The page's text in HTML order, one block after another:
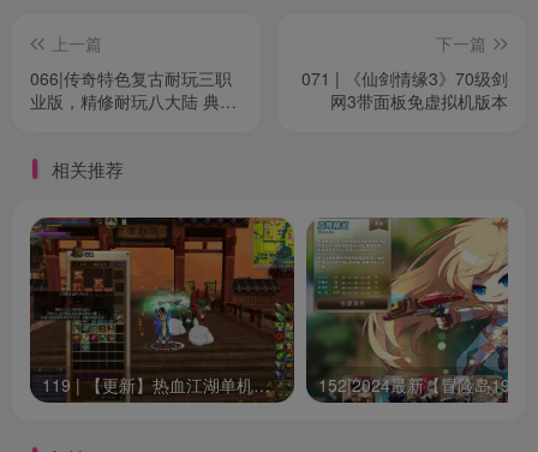
并非本站创作，本站只做收集整理，并录制安装教程）
下载链接如下
仅供本站会员可免费下载，请注册并开通本站会员
此处内容已隐藏，黄金会员（年费）可见
请登录后查看特权
©下载资源版权归原作者所有;本站所有资源均来源于网
络,仅供学习使用,请支持正版
上一篇
066|传奇特色复古耐玩三职
业版，精修耐玩八大陆 典藏
下一篇
071 | 《仙剑情缘3》70级剑
网3带面板免虚拟机版本
相关推荐
119 | 【更新】热血江湖单机网游20.0版一键端GM无限元宝虚拟机安装简单